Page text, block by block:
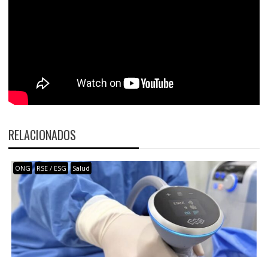
RELACIONADOS
ONG RSE / ESG Salud